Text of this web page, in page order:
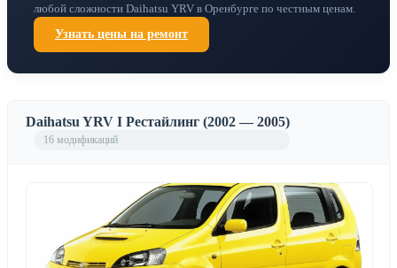
любой сложности Daihatsu YRV в Оренбурге по честным ценам.
Узнать цены на ремонт
Daihatsu YRV I Рестайлинг (2002 — 2005)
16 модификаций